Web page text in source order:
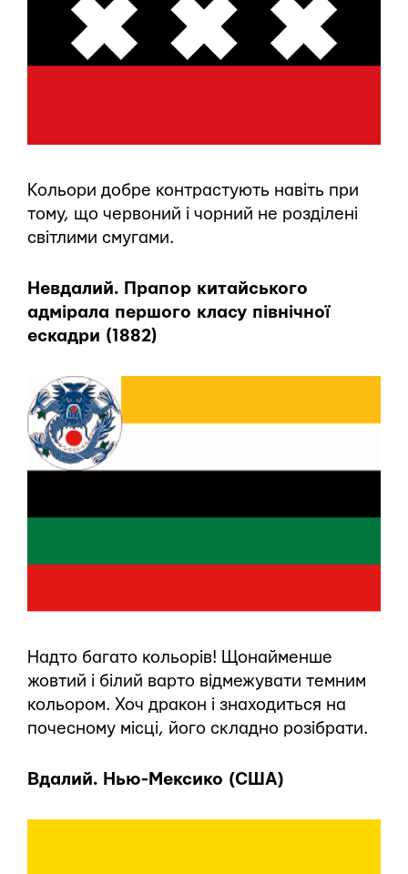
Кольори добре контрастують навіть при
тому, що червоний і чорний не розділені
світлими смугами.
Невдалий. Прапор китайського
адмірала першого класу північної
ескадри (1882)
Надто багато кольорів! Щонайменше
жовтий і білий варто відмежувати темним
кольором. Хоч дракон і знаходиться на
почесному місці, його складно розібрати.
Вдалий. Нью-Мексико (США)